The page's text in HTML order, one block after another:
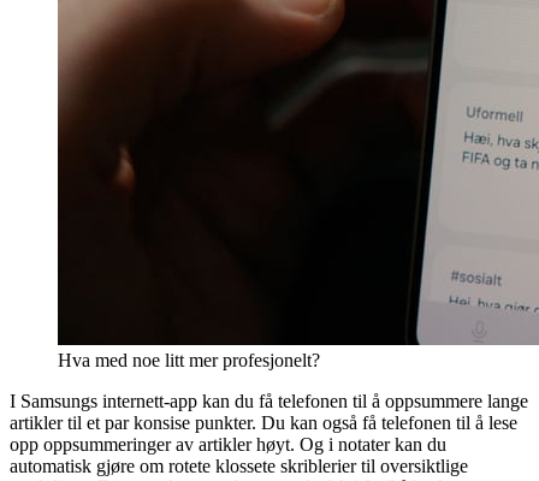
Hva med noe litt mer profesjonelt?
I Samsungs internett-app kan du få telefonen til å oppsummere lange
artikler til et par konsise punkter. Du kan også få telefonen til å lese
opp oppsummeringer av artikler høyt. Og i notater kan du
automatisk gjøre om rotete klossete skriblerier til oversiktlige